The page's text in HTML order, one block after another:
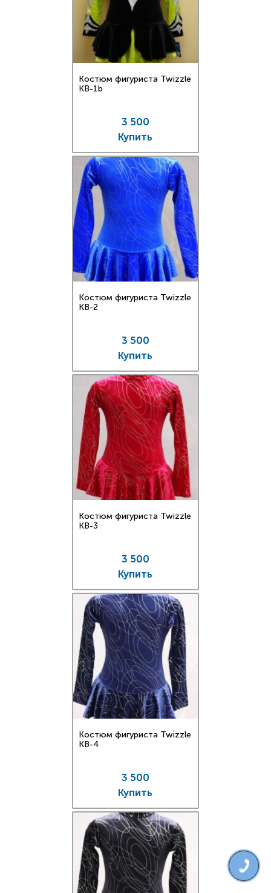
Костюм фигуриста Twizzle
KB-1b
3 500
Купить
Костюм фигуриста Twizzle
KB-2
3 500
Купить
Костюм фигуриста Twizzle
KB-3
3 500
Купить
Костюм фигуриста Twizzle
KB-4
3 500
Купить